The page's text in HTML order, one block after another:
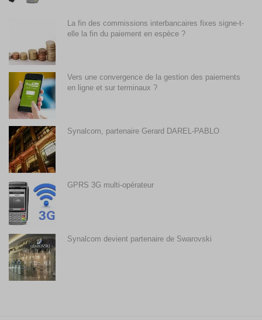
La fin des commissions interbancaires fixes signe-t-
elle la fin du paiement en espèce ?
Vers une convergence de la gestion des paiements
en ligne et sur terminaux ?
Synalcom, partenaire Gerard DAREL-PABLO
GPRS 3G multi-opérateur
Synalcom devient partenaire de Swarovski